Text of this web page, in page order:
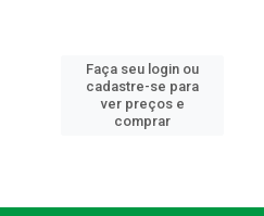
Faça seu login ou
cadastre-se para
ver preços e
comprar